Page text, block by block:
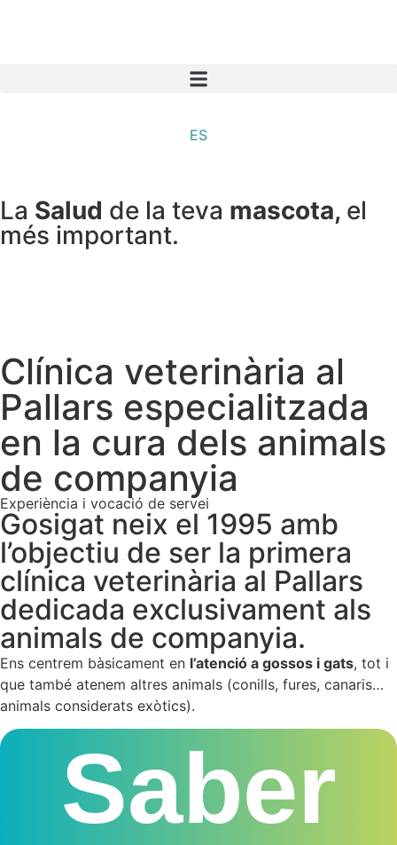
ES
La Salud de la teva mascota, el
més important.
Clínica veterinària al
Pallars especialitzada
en la cura dels animals
de companyia
Experiència i vocació de servei
Gosigat neix el 1995 amb
l’objectiu de ser la primera
clínica veterinària al Pallars
dedicada exclusivament als
animals de companyia.
Ens centrem bàsicament en l’atenció a gossos i gats, tot i
que també atenem altres animals (conills, fures, canaris…
animals considerats exòtics).
Saber